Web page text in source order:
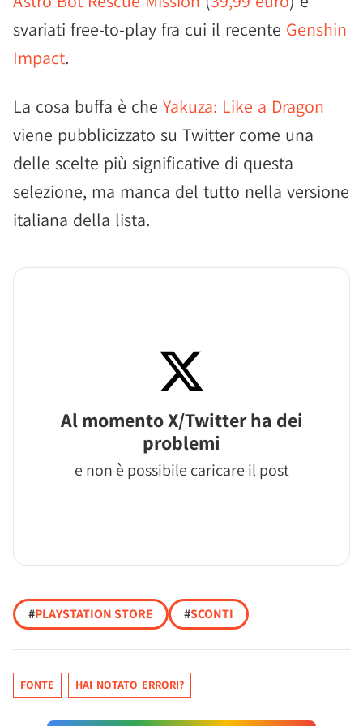
svariati free-to-play fra cui il recente Genshin
Impact.
La cosa buffa è che Yakuza: Like a Dragon
viene pubblicizzato su Twitter come una
delle scelte più significative di questa
selezione, ma manca del tutto nella versione
italiana della lista.
Al momento X/Twitter ha dei
problemi
e non è possibile caricare il post
#PLAYSTATION STORE #SCONTI
FONTE HAI NOTATO ERRORI?